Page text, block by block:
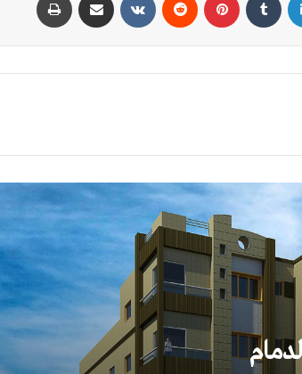
عمارة سكنية أربعة أدوار في الدمام
بيت في جيزان
سكن أندلسي في الرياض
فيلا دوبلكس في البحرين